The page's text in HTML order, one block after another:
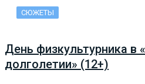
СЮЖЕТЫ
День физкультурника в
долголетии» (12+)